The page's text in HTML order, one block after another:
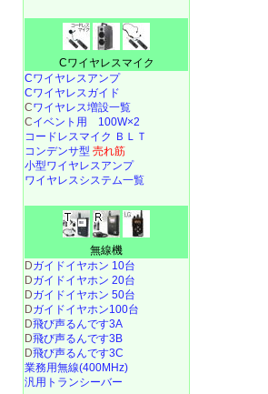
Cワイヤレスマイク
Cワイヤレスアンプ
Cワイヤレスガイド
Cワイヤレス増設一覧
Cイベント用 100W×2
コードレスマイク ＢＬＴ
コンデンサ型 売れ筋
小型ワイヤレスアンプ
ワイヤレスシステム一覧
無線機
Dガイドイヤホン 10台
Dガイドイヤホン 20台
Dガイドイヤホン 50台
Dガイドイヤホン100台
D飛び声るんです3A
D飛び声るんです3B
D飛び声るんです3C
業務用無線(400MHz)
汎用トランシーバー